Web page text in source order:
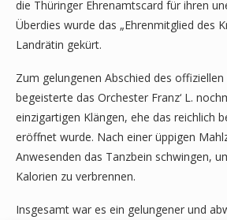
die Thüringer Ehrenamtscard für ihren
Überdies wurde das „Ehrenmitglied des
Landrätin gekürt.
Zum gelungenen Abschied des
begeisterte das Orchester Franz‘ L.
einzigartigen Klängen, ehe das reichlich
eröffnet wurde. Nach einer üppigen
Anwesenden das Tanzbein schwingen,
Kalorien zu verbrennen.
Insgesamt war es ein gelungener und